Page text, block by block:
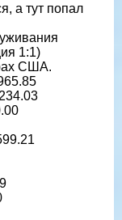
а тут попал
1:1)
США.